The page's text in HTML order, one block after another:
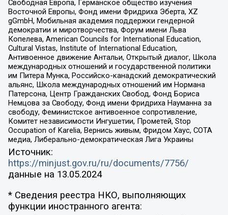
Свободная Европа, Германское общество изучения
Восточной Европы, Фонд имени Фридриха Эберта, XZ
gGmbH, Мобильная академия поддержки гендерной
демократии и миротворчества, Форум имени Льва
Копелева, American Councils for International Education,
Cultural Vistas, Institute of International Education,
Антивоенное движение Антальи, Открытый диалог, Школа
международных отношений и государственной политики
им Питера Мунка, Российско-канадский демократический
альянс, Школа международных отношений им Нормана
Патерсона, Центр Гражданских Свобод, Фонд Бориса
Немцова за Свободу, Фонд имени Фридриха Науманна за
свободу, Феминистское антивоенное сопротивление,
Комитет независимости Ингушетии, Прометей, Stop
Occupation of Karelia, Вернись живым, Фридом Хаус, СОТА
медиа, Либерально-демократическая Лига Украины
Источник:
https://minjust.gov.ru/ru/documents/7756/
данные на 13.05.2024
* Сведения реестра НКО, выполняющих
функции иностранного агента: